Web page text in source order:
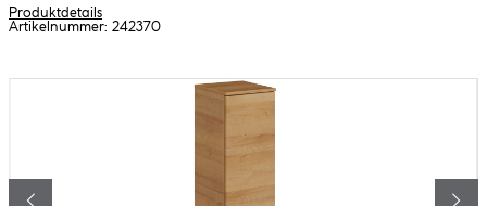
Produktdetails
Artikelnummer: 242370